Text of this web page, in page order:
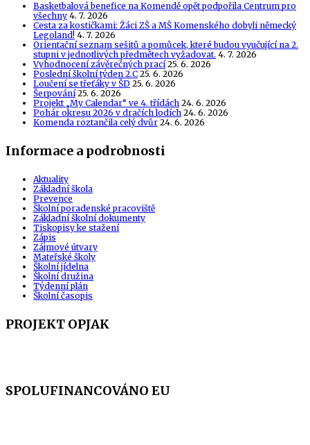
Basketbalová benefice na Komendě opět podpořila Centrum pro
všechny 4. 7. 2026
Cesta za kostičkami: Žáci ZŠ a MŠ Komenského dobyli německý
Legoland! 4. 7. 2026
Orientační seznam sešitů a pomůcek, které budou vyučující na 2.
stupni v jednotlivých předmětech vyžadovat. 4. 7. 2026
Vyhodnocení závěrečných prací 25. 6. 2026
Poslední školní týden 2.C 25. 6. 2026
Loučení se třeťáky v ŠD 25. 6. 2026
Šerpování 25. 6. 2026
Projekt „My Calendar“ ve 4. třídách 24. 6. 2026
Pohár okresu 2026 v dračích lodích 24. 6. 2026
Komenda roztančila celý dvůr 24. 6. 2026
Informace a podrobnosti
Aktuality
Základní škola
Prevence
Školní poradenské pracoviště
Základní školní dokumenty
Tiskopisy ke stažení
Zápis
Zájmové útvary
Mateřské školy
Školní jídelna
Školní družina
Týdenní plán
Školní časopis
PROJEKT OPJAK
SPOLUFINANCOVÁNO EU